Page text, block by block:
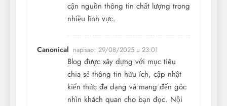
cận nguồn thông tin chất lượng trong
nhiều lĩnh vực.
Canonical napisao: 29/08/2025 u 23:01
Blog được xây dựng với mục tiêu
chia sẻ thông tin hữu ích, cập nhật
kiến thức đa dạng và mang đến góc
nhìn khách quan cho bạn đọc. Nội